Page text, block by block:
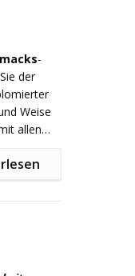
-
der
Weise
allen